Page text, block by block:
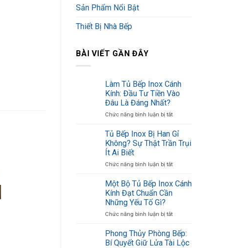
Sản Phẩm Nổi Bật
Thiết Bị Nhà Bếp
BÀI VIẾT GẦN ĐÂY
Làm Tủ Bếp Inox Cánh
Kính: Đầu Tư Tiền Vào
Đâu Là Đáng Nhất?
Chức năng bình luận bị tắtở
Tủ
Bếp
Inox
Kính:
Tư
Vào
Là
Nhất?
Tủ Bếp Inox Bị Han Gỉ
Không? Sự Thật Trần Trụi
Ít Ai Biết
Chức năng bình luận bị tắtở
Bếp
Bị
Gỉ
Sự
Thật
Một Bộ Tủ Bếp Inox Cánh
Kính Đạt Chuẩn Cần
Những Yếu Tố Gì?
Chức năng bình luận bị tắtở
Bộ
Tủ
Phong Thủy Phòng Bếp:
Bí Quyết Giữ Lửa Tài Lộc